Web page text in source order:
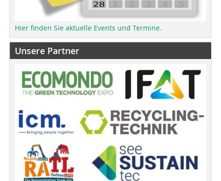
Hier finden Sie aktuelle Events und Termine.
Unsere Partner